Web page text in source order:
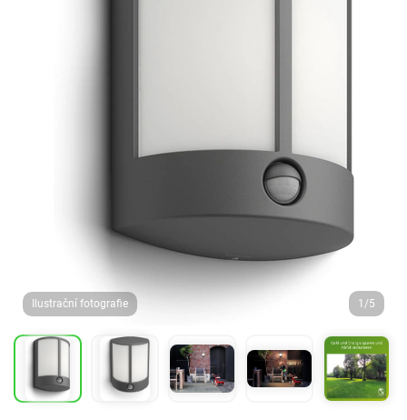
Ilustrační fotografie 1/5